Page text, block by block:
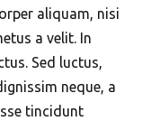
aliquam, nisi
a velit. In
Sed luctus,
neque, a
tincidunt